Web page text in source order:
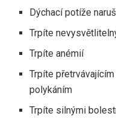
Dýchací potíže
Trpíte
Trpíte anémií
Trpíte
polykáním
Trpíte silnými